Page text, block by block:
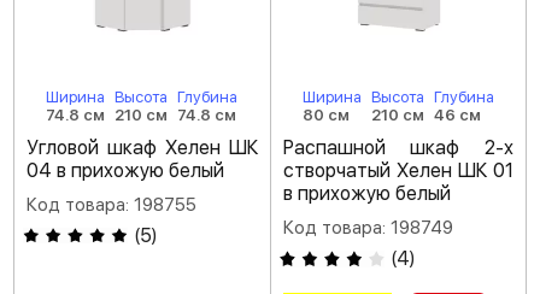
Ширина
74.8 см
Высота
210 см
Глубина
74.8 см
Угловой шкаф Хелен ШК
04 в прихожую белый
Код товара: 198755
(5)
Ширина
80 см
Высота
210 см
Глубина
46 см
Распашной шкаф 2-х
створчатый Хелен ШК 01
в прихожую белый
Код товара: 198749
(4)